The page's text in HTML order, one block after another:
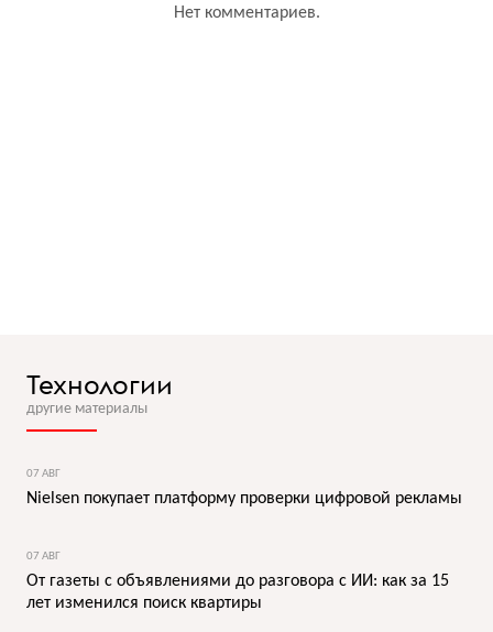
Нет комментариев.
Технологии
другие материалы
07 АВГ
Nielsen покупает платформу проверки цифровой рекламы
07 АВГ
От газеты с объявлениями до разговора с ИИ: как за 15
лет изменился поиск квартиры